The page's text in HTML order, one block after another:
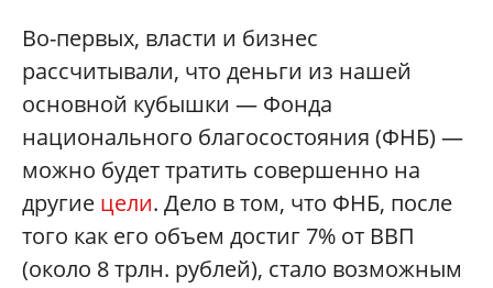
Во-первых, власти и бизнес
рассчитывали, что деньги из нашей
основной кубышки — Фонда
национального благосостояния (ФНБ) —
можно будет тратить совершенно на
другие цели. Дело в том, что ФНБ, после
того как его объем достиг 7% от ВВП
(около 8 трлн. рублей), стало возможным